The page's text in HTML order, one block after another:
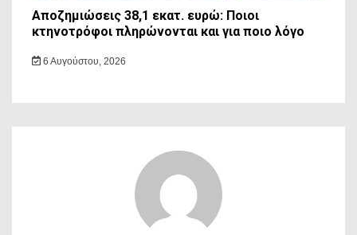
Αποζημιώσεις 38,1 εκατ. ευρώ: Ποιοι
κτηνοτρόφοι πληρώνονται και για ποιο λόγο
6 Αυγούστου, 2026